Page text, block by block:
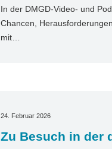
In der DMGD-Video- und
Chancen,
mit…
24. Februar 2026
Zu Besuch in der